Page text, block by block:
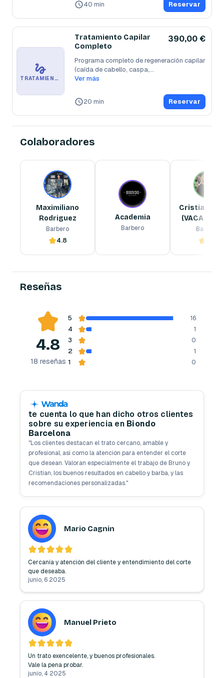
40 min Reservar
TRATAMIENTO CAPILAR COMPLETO
Tratamiento Capilar
Completo
390,00 €
Programa completo de regeneración capilar
(caída de cabello, caspa,...
Ver más
20 min Reservar
Colaboradores
Maximiliano
Rodriguez
Barbero
4.8
Barbero
Reserva ahora
Academia
Barbero
Barbero
Cristian
Barbero
Barbero
Reserva ahora
Reseñas
4.8
18 reseñas
5 16
4 1
3 0
2 1
1 0
te cuenta lo que han dicho otros clientes
sobre su experiencia en Biondo
Barcelona
"Los clientes destacan el trato cercano, amable y
profesional, así como la atención para entender el corte
que desean. Valoran especialmente el trabajo de Bruno y
Cristian, los buenos resultados en cabello y barba, y las
recomendaciones personalizadas."
Mario Cagnin
Cercanía y atención del cliente y entendimiento del corte
que deseaba.
junio, 6 2025
Manuel Prieto
Un trato exencelente, y buenos profesionales.
Vale la pena probar.
junio, 4 2025